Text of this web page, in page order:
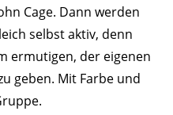
Cage. Dann werden
selbst aktiv, denn
ermutigen, der eigenen
geben. Mit Farbe und